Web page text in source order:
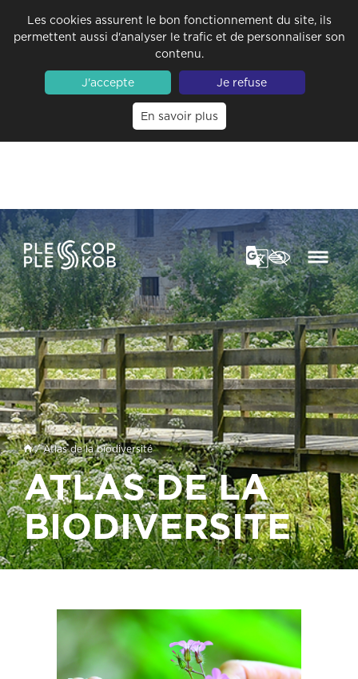
Les cookies assurent le bon fonctionnement du site, ils
permettent aussi d'analyser le trafic et de personnaliser son
contenu.
J'accepte
Je refuse
En savoir plus
/ Atlas de la biodiversité
ATLAS DE LA
BIODIVERSITE